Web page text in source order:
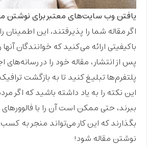
یافتن وب سایت‌های معتبر برای نوشتن
اگر مقاله شما را پذیرفتند، این
باکیفیتی ارائه می‌کنید که خوانندگان
پس از انتشار، مقاله خود را در رسانه‌های
پلتفرم‌ها تبلیغ کنید تا به بازگشت
این نکته را به یاد داشته باشید که اگر
ببرند، حتی ممکن است آن را با
بگذارند که این کار می‌تواند منجر به کسب
نوشتن مقاله شود!